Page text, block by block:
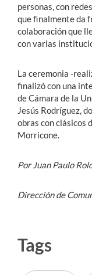
personas, con
que finalmente da
colaboración que
con varias
La ceremonia -
finalizó con una
de Cámara de la
Jesús Rodríguez,
obras con clásicos
Morricone.
Por Juan Paulo
Dirección de
Tags